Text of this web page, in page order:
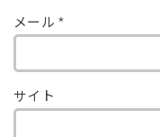
メール*
サイト